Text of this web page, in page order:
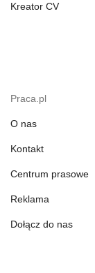
Kreator CV
Praca.pl
O nas
Kontakt
Centrum prasowe
Reklama
Dołącz do nas